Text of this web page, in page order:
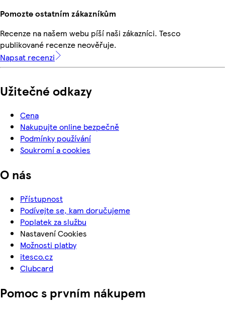
Pomozte ostatním zákazníkům
Recenze na našem webu píší naši zákazníci. Tesco
publikované recenze neověřuje.
Napsat recenzi
Užitečné odkazy
Cena
Nakupujte online bezpečně
Podmínky používání
Soukromí a cookies
O nás
Přístupnost
Podívejte se, kam doručujeme
Poplatek za službu
Nastavení Cookies
Možnosti platby
itesco.cz
Clubcard
Pomoc s prvním nákupem